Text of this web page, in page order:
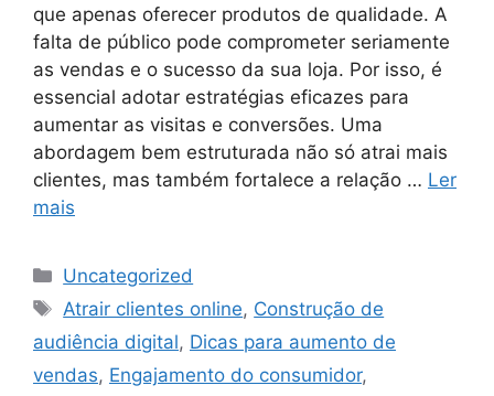
que apenas oferecer produtos de qualidade. A
falta de público pode comprometer seriamente
as vendas e o sucesso da sua loja. Por isso, é
essencial adotar estratégias eficazes para
aumentar as visitas e conversões. Uma
abordagem bem estruturada não só atrai mais
clientes, mas também fortalece a relação … Ler
mais
Categorias
Uncategorized
Tags
Atrair clientes online, Construção de
audiência digital, Dicas para aumento de
vendas, Engajamento do consumidor,